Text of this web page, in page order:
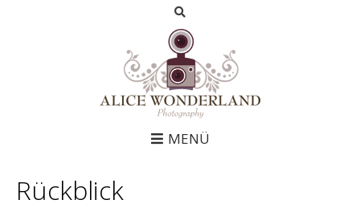
MENÜ
Rückblick